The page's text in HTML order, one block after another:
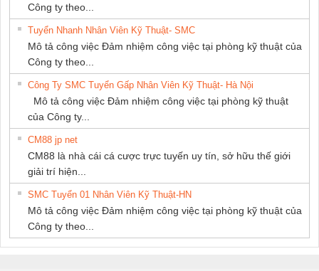
Công ty theo...
Tuyển Nhanh Nhân Viên Kỹ Thuật- SMC
Mô tả công việc Đảm nhiệm công việc tại phòng kỹ thuật của
Công ty theo...
Công Ty SMC Tuyển Gấp Nhân Viên Kỹ Thuật- Hà Nội
Mô tả công việc Đảm nhiệm công việc tại phòng kỹ thuật
của Công ty...
CM88 jp net
CM88 là nhà cái cá cược trực tuyến uy tín, sở hữu thế giới
giải trí hiện...
SMC Tuyển 01 Nhân Viên Kỹ Thuật-HN
Mô tả công việc Đảm nhiệm công việc tại phòng kỹ thuật của
Công ty theo...